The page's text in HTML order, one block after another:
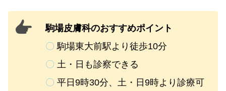
駒場皮膚科のおすすめポイント
〇 駒場東大前駅より徒歩10分
〇 土・日も診察できる
〇 平日9時30分、土・日9時より診療可